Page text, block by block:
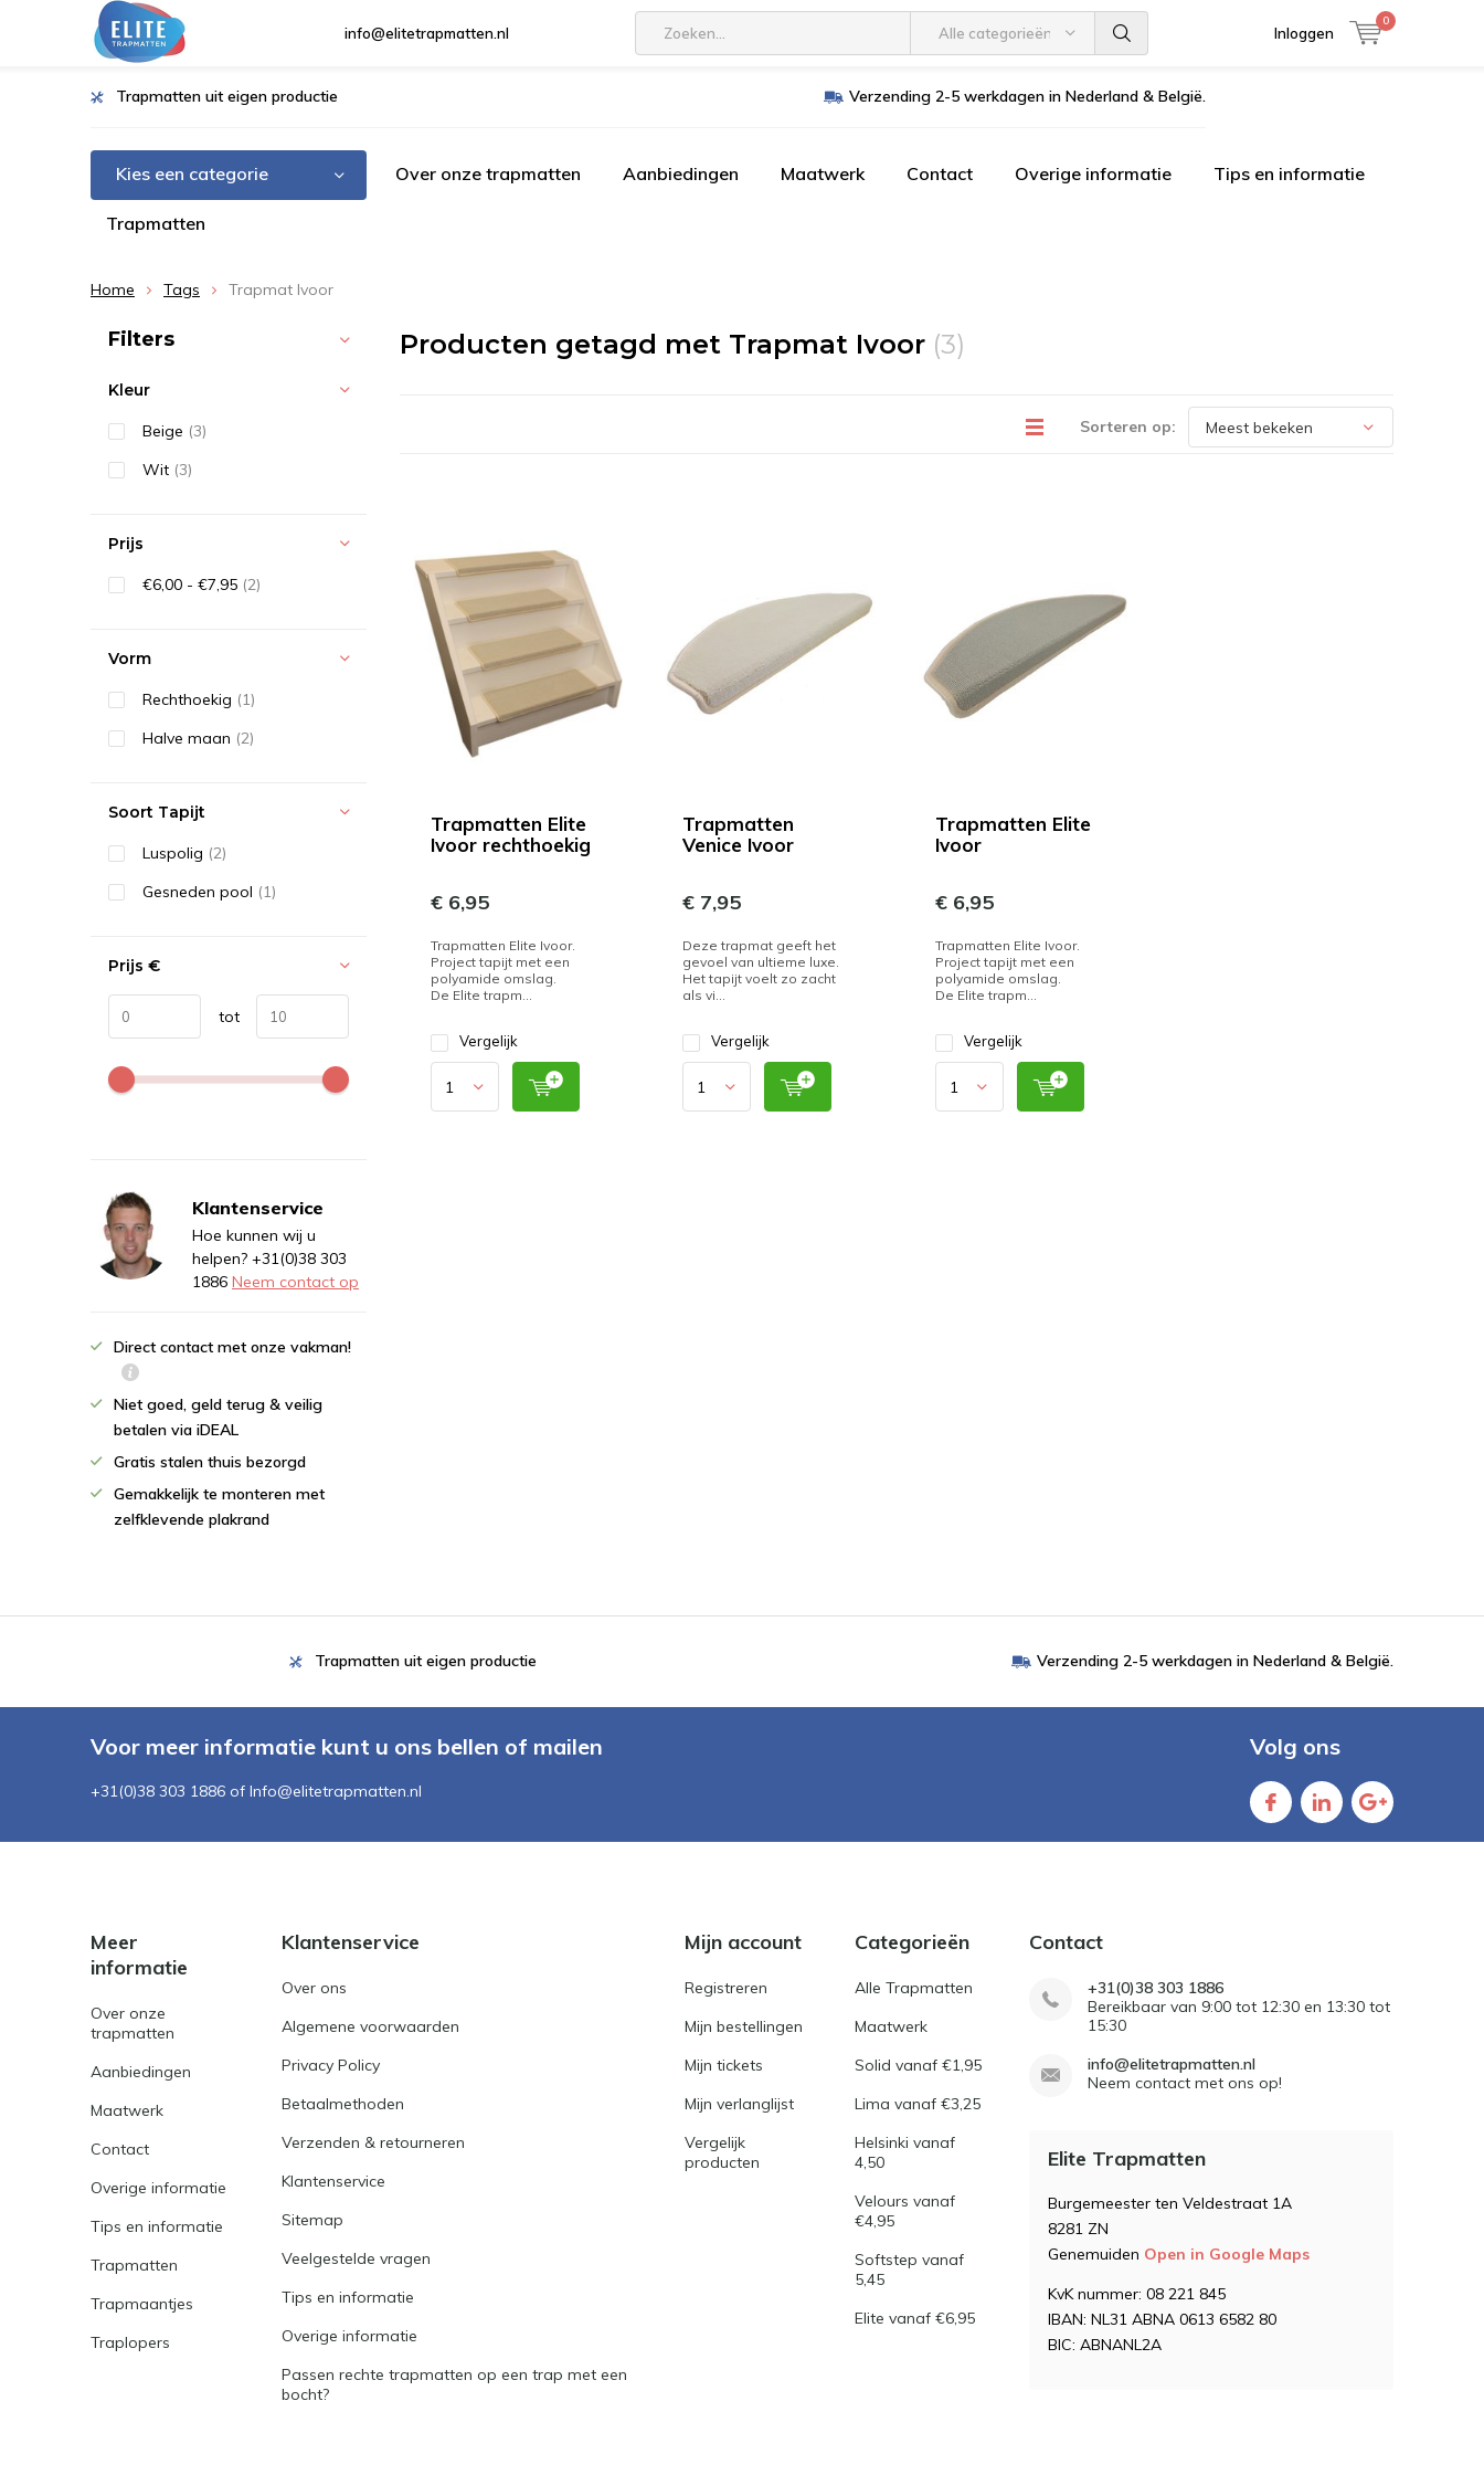
info@elitetrapmatten.nl Alle categorieën Inloggen
0
Trapmatten uit eigen productie Verzending 2-5 werkdagen in Nederland & België.
Kies een categorie Over onze trapmatten Aanbiedingen Maatwerk Contact Overige informatie Tips en informatie
Trapmatten
Home Tags Trapmat Ivoor
Producten getagd met Trapmat Ivoor (3)
Sorteren op:
Trapmatten Elite
Ivoor rechthoekig
€ 6,95
Trapmatten Elite Ivoor.
Project tapijt met een
polyamide omslag.
De Elite trapm...
Vergelijk
Trapmatten
Venice Ivoor
€ 7,95
Deze trapmat geeft het
gevoel van ultieme luxe.
Het tapijt voelt zo zacht
als vi...
Vergelijk
Trapmatten Elite
Ivoor
€ 6,95
Trapmatten Elite Ivoor.
Project tapijt met een
polyamide omslag.
De Elite trapm...
Vergelijk
Sorteren op:
Filters
Kleur
Beige (3)
Wit (3)
Prijs
€6,00 - €7,95 (2)
Vorm
Rechthoekig (1)
Halve maan (2)
Soort Tapijt
Luspolig (2)
Gesneden pool (1)
Prijs €
tot
Klantenservice
Hoe kunnen wij u
helpen? +31(0)38 303
1886 Neem contact op
Direct contact met onze vakman!
Niet goed, geld terug & veilig
betalen via iDEAL
Gratis stalen thuis bezorgd
Gemakkelijk te monteren met
zelfklevende plakrand
Trapmatten uit eigen productie Verzending 2-5 werkdagen in Nederland & België.
Voor meer informatie kunt u ons bellen of mailen
+31(0)38 303 1886 of Info@elitetrapmatten.nl
Volg ons
Meer
informatie
Over onze
trapmatten
Aanbiedingen
Maatwerk
Contact
Overige informatie
Tips en informatie
Trapmatten
Trapmaantjes
Traplopers
Klantenservice
Over ons
Algemene voorwaarden
Privacy Policy
Betaalmethoden
Verzenden & retourneren
Klantenservice
Sitemap
Veelgestelde vragen
Tips en informatie
Overige informatie
Passen rechte trapmatten op een trap met een
bocht?
Mijn account
Registreren
Mijn bestellingen
Mijn tickets
Mijn verlanglijst
Vergelijk
producten
Categorieën
Alle Trapmatten
Maatwerk
Solid vanaf €1,95
Lima vanaf €3,25
Helsinki vanaf
4,50
Velours vanaf
€4,95
Softstep vanaf
5,45
Elite vanaf €6,95
Contact
+31(0)38 303 1886
Bereikbaar van 9:00 tot 12:30 en 13:30 tot
15:30
info@elitetrapmatten.nl
Neem contact met ons op!
Elite Trapmatten
Burgemeester ten Veldestraat 1A
8281 ZN
Genemuiden Open in Google Maps
KvK nummer: 08 221 845
IBAN: NL31 ABNA 0613 6582 80
BIC: ABNANL2A